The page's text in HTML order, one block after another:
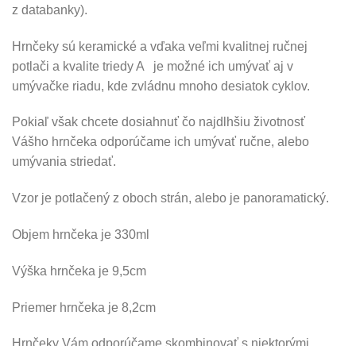
z databanky).
Hrnčeky sú keramické a vďaka veľmi kvalitnej ručnej
potlači a kvalite triedy A je možné ich umývať aj v
umývačke riadu, kde zvládnu mnoho desiatok cyklov.
Pokiaľ však chcete dosiahnuť čo najdlhšiu životnosť
Vášho hrnčeka odporúčame ich umývať ručne, alebo
umývania striedať.
Vzor je potlačený z oboch strán, alebo je panoramatický.
Objem hrnčeka je 330ml
Výška hrnčeka je 9,5cm
Priemer hrnčeka je 8,2cm